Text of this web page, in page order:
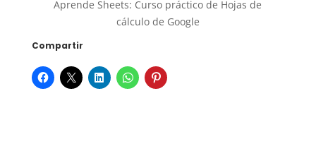
Aprende Sheets: Curso práctico de Hojas de
cálculo de Google
Compartir